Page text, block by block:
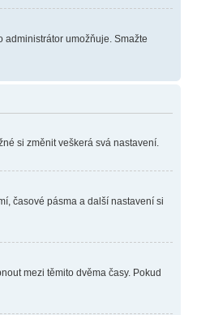
administrátor umožňuje. Smažte
si změnit veškerá svá nastavení.
časové pásma a další nastavení si
mezi těmito dvěma časy. Pokud